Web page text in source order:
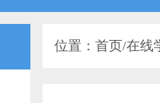
位置： 首页/在线